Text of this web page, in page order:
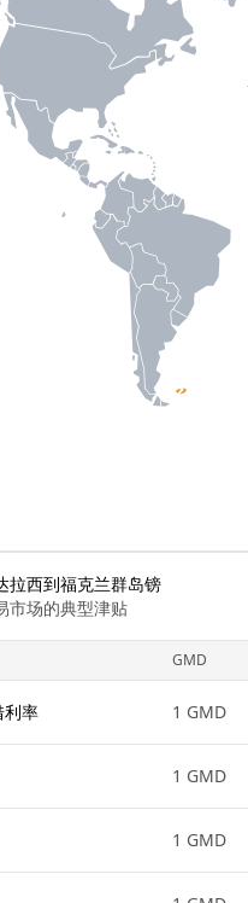
拉西到福克兰群岛镑
市场的典型津贴
GMD
利率 1 GMD
1 GMD
1 GMD